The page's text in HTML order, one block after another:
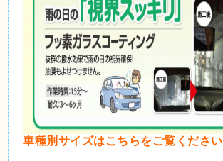
車種別サイズはこちらをご覧ください